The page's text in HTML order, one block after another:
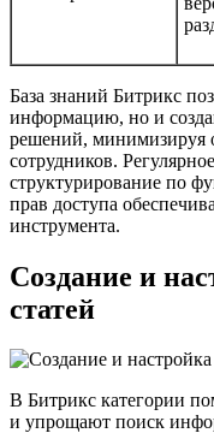
База знаний Битрикс
информацию, но и
решений, минимизируя
сотрудников.
структурирование по
прав доступа
инструмента.
Создание и
статей
В Битрикс категории
и упрощают поиск